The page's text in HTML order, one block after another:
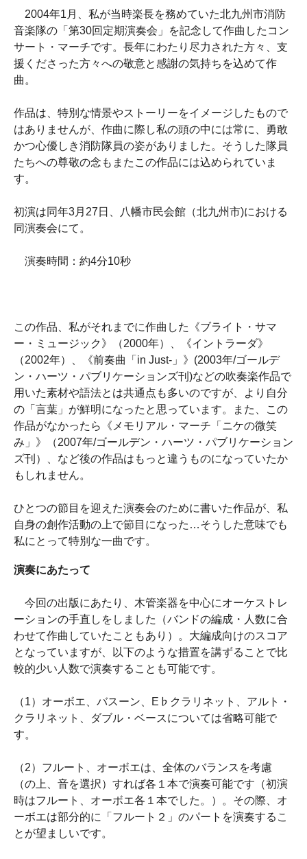
2004年1月、私が当時楽長を務めていた北九州市消防
音楽隊の「第30回定期演奏会」を記念して作曲したコン
サート・マーチです。長年にわたり尽力された方々、支
援くださった方々への敬意と感謝の気持ちを込めて作
曲。
作品は、特別な情景やストーリーをイメージしたもので
はありませんが、作曲に際し私の頭の中には常に、勇敢
かつ心優しき消防隊員の姿がありました。そうした隊員
たちへの尊敬の念もまたこの作品には込められていま
す。
初演は同年3月27日、八幡市民会館（北九州市)における
同演奏会にて。
演奏時間：約4分10秒
この作品、私がそれまでに作曲した《ブライト・サマ
ー・ミュージック》（2000年）、《イントラーダ》
（2002年）、《前奏曲「in Just-」》(2003年/ゴールデ
ン・ハーツ・パブリケーションズ刊)などの吹奏楽作品で
用いた素材や語法とは共通点も多いのですが、より自分
の「言葉」が鮮明になったと思っています。また、この
作品がなかったら《メモリアル・マーチ「ニケの微笑
み」》（2007年/ゴールデン・ハーツ・パブリケーション
ズ刊）、など後の作品はもっと違うものになっていたか
もしれません。
ひとつの節目を迎えた演奏会のために書いた作品が、私
自身の創作活動の上で節目になった…そうした意味でも
私にとって特別な一曲です。
演奏にあたって
今回の出版にあたり、木管楽器を中心にオーケストレ
ーションの手直しをしました（バンドの編成・人数に合
わせて作曲していたこともあり）。大編成向けのスコア
となっていますが、以下のような措置を講ずることで比
較的少い人数で演奏することも可能です。
（1）オーボエ、バスーン、E♭クラリネット、アルト・
クラリネット、ダブル・ベースについては省略可能で
す。
（2）フルート、オーボエは、全体のバランスを考慮
（の上、音を選択）すれば各１本で演奏可能です（初演
時はフルート、オーボエ各１本でした。）。その際、オ
ーボエは部分的に「フルート２」のパートを演奏するこ
とが望ましいです。